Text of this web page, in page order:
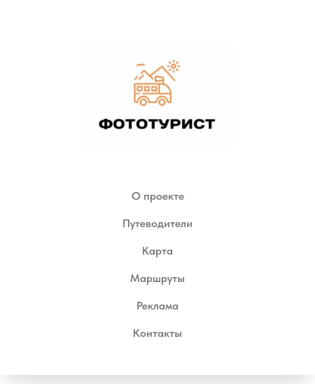
О проекте
Путеводители
Карта
Маршруты
Реклама
Контакты